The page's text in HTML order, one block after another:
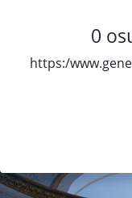
0
https:/